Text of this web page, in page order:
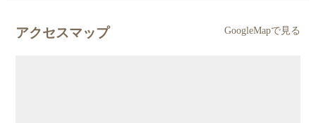
アクセスマップ GoogleMapで見る